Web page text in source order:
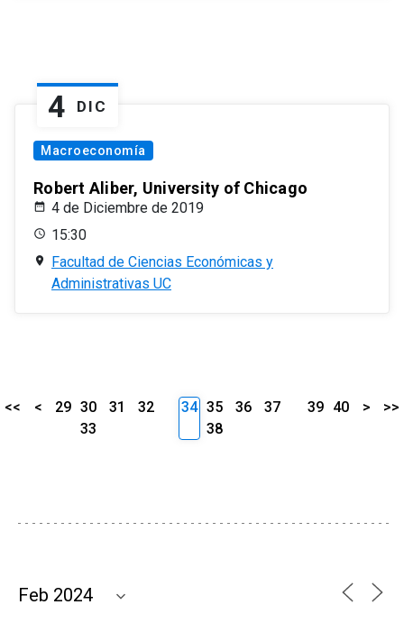
4 DIC
Macroeconomía
Robert Aliber, University of Chicago
4 de Diciembre de 2019
15:30
Facultad de Ciencias Económicas y
Administrativas UC
<< < 29 30 31
32
33
34 35 36
37
38
39 40 > >>